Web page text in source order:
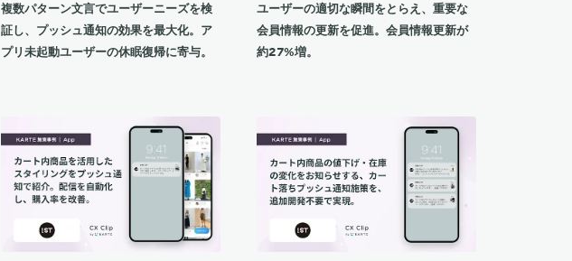
複数パターン文言でユーザーニーズを検
証し、プッシュ通知の効果を最大化。ア
プリ未起動ユーザーの休眠復帰に寄与。
ユーザーの適切な瞬間をとらえ、重要な
会員情報の更新を促進。会員情報更新が
約27%増。